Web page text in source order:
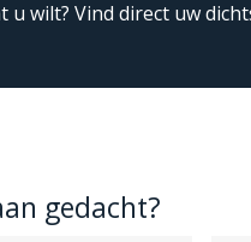
u wilt? Vind direct uw
gedacht?